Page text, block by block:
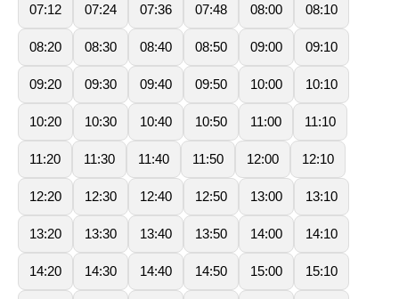
07:12 07:24 07:36 07:48 08:00 08:10
08:20 08:30 08:40 08:50 09:00 09:10
09:20 09:30 09:40 09:50 10:00 10:10
10:20 10:30 10:40 10:50 11:00 11:10
11:20 11:30 11:40 11:50 12:00 12:10
12:20 12:30 12:40 12:50 13:00 13:10
13:20 13:30 13:40 13:50 14:00 14:10
14:20 14:30 14:40 14:50 15:00 15:10